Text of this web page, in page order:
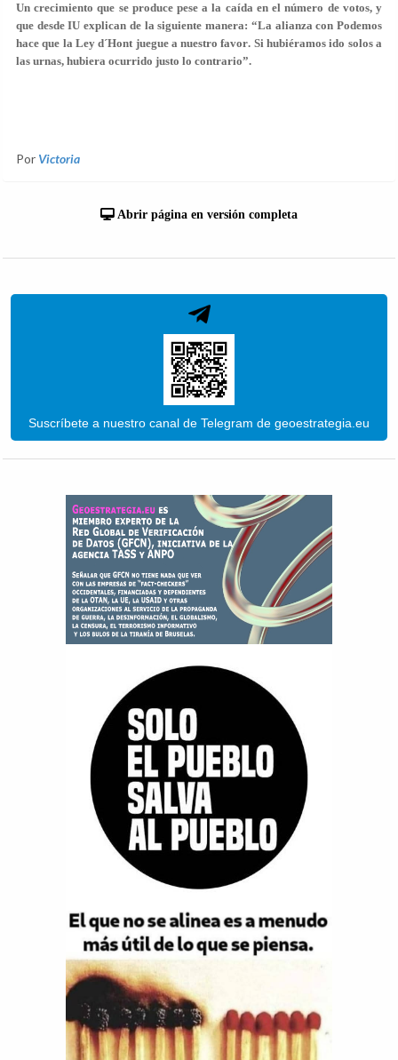
Un crecimiento que se produce pese a la caída en el número de votos, y
que desde IU explican de la siguiente manera: “La alianza con Podemos
hace que la Ley d´Hont juegue a nuestro favor. Si hubiéramos ido solos a
las urnas, hubiera ocurrido justo lo contrario”.
Por Victoria
Abrir página en versión completa
Suscríbete a nuestro canal de Telegram de geoestrategia.eu